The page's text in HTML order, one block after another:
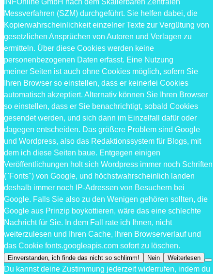
INFOnline GmbH nach dem Skalierbaren Zentralen
Messverfahren (SZM) durchgeführt. Sie helfen dabei, die
Kopierwahrscheinlichkeit einzelner Texte zur Vergütung von
gesetzlichen Ansprüchen von Autoren und Verlagen zu
ermitteln. Über diese Cookies werden keine
personenbezogenen Daten erfasst. Eine Nutzung
meiner Seiten ist auch ohne Cookies möglich, sofern Sie
Ihren Browser so einstellen, dass er keinerlei Cookies
automatisch akzeptiert. Alternativ können Sie Ihren Browser
so einstellen, dass er Sie benachrichtigt, sobald Cookies
gesendet werden, und sich dann im Einzelfall dafür oder
dagegen entscheiden. Das größere Problem sind Google
und Wordpress, also das Redaktionssystem für Blogs, mit
dem ich diese Seiten baue. Entgegen einigen
Veröffentlichungen holt sich Wordpress immer noch Schriften
("Fonts") von Google, und höchstwahrscheinlich landen
deshalb immer noch IP-Adressen von Besuchern bei
Google. Falls Sie also zu den Wenigen gehören sollten, die
Google aus Prinzip boykottieren, wäre das eine schlechte
Nachricht für Sie. In dem Fall rate ich Ihnen, nicht
weiterzulesen und Ihren Cache, Ihren Browserverlauf und
das Cookie fonts.googleapis.com sofort zu löschen.
Einverstanden, ich finde das nicht so schlimm! Nein Weiterlesen
Du kannst deine Zustimmung jederzeit widerrufen, indem du